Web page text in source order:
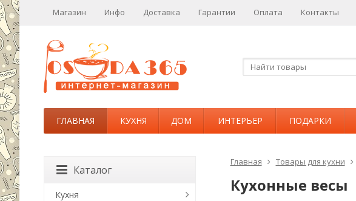
Магазин Инфо Доставка Гарантии Оплата Контакты
ГЛАВНАЯ КУХНЯ ДОМ ИНТЕРЬЕР ПОДАРКИ
Главная Товары для кухни
Кухонные весы
Каталог
Кухня